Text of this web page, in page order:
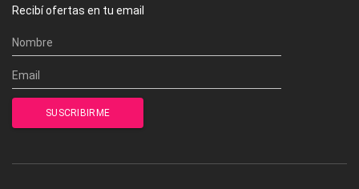
Recibí ofertas en tu email